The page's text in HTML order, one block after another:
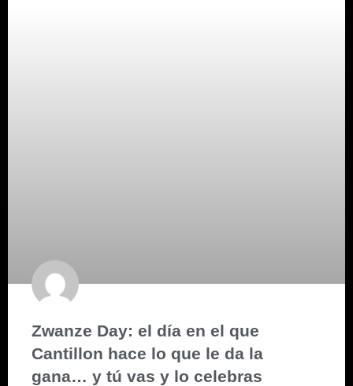
Zwanze Day: el día en el que
Cantillon hace lo que le da la
gana… y tú vas y lo celebras